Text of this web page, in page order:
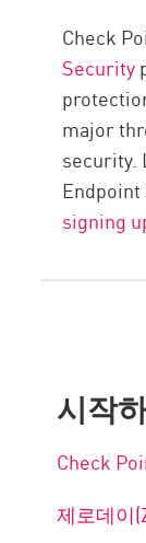
Check
Security
major
security.
Endpoint
signing
시작
Check
제로데이